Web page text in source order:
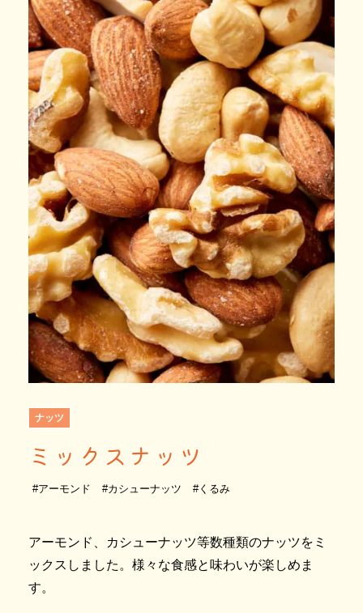
ナッツ
ミックスナッツ
#アーモンド #カシューナッツ #くるみ
アーモンド、カシューナッツ等数種類のナッツをミ
ックスしました。様々な食感と味わいが楽しめま
す。